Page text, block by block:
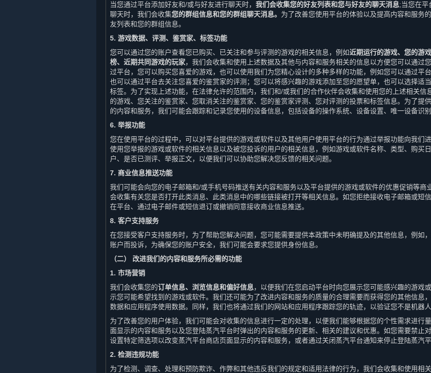
当您通过平台添加好友和/或与好友进行聊天时， 我们会收集您的好友列表和您与好友的聊天消息;当您在平
聊天时，我们会收集您的群组信息和您的群组聊天消息。 为了改善您使用平台的体验以及提高内容和服务
友列表和您的群组信息。
5. 游戏数据、评测、鉴赏家、标签功能
您可以通过您的账户查看您已购买、已关注和参与评测的游戏的相关信息，例如近期运行的游戏、您的游
榜、近期共同游戏的玩家，我们会收集和使用上述数据及其他与内容和服务相关的信息以方便您可以通过
过平台，您可以购买您喜爱的游戏，也可以使用我们为您精心设计的多种多样的功能，例如您可以通过平
也可以通过平台去关注您喜爱的鉴赏家的评测；您可以将感兴趣的游戏添加至您的愿望单，也可以选择适
标签。为了实现上述功能，在法律允许的范围内，我们和/或我们的合作伙伴会收集和使用您的上述相关信
的游戏、您关注的鉴赏家、您取消关注的鉴赏家、您的鉴赏家评测、您对评测的投票和标签信息。为了提
的内容和服务，我们可能会跟踪和记录您使用的设备信息，包括设备的操作系统、设备设置、唯一设备识别
6. 举报功能
您在使用平台的过程中，可以对平台提供的游戏或软件以及其他用户使用平台的行为通过举报功能向我们
使用您举报的游戏或软件的相关信息以及被您投诉的用户的相关信息，例如游戏或软件名称、类型、购买
户、是否已测评、举报正文，以便我们可以协助您解决您反馈的相关问题。
7. 商业信息推送功能
我们可能会向您的电子邮箱和/或手机号码推送有关内容和服务以及平台提供的游戏或软件的优惠促销等商
会收集有关您是否打开此类消息、此类消息中的哪些链接被打开等相关信息。如您拒绝接收电子邮箱或短
在平台、通过电子邮件或短信退订或撤销同意接收商业信息推送。
8. 客户支持服务
在您接受客户支持服务时，为了帮助您解决问题，您可能需要提供本政策中未明确提及的其他信息，例如
账户而投诉，为确保您的账户安全，我们可能会要求您提供身份信息。
（二） 改进我们的内容和服务所必需的功能
1. 市场营销
我们会收集您的订单信息、浏览信息和偏好信息，以便我们在您启动平台时向您展示您可能感兴趣的游戏
示您可能希望找到的游戏或软件。我们还可能为了改进内容和服务的质量的合理需要而获得您的其他信息
数据和应用程序使用数据。同样，我们也将通过我们的网站和应用程序跟踪您的轨迹，以验证您不是机器
为了改善您的用户体验，我们可能会对收集的信息进行一定的处理，以便我们能够根据您的个性需求进行
面显示的内容和服务以及您登陆蒸汽平台时弹出的内容和服务的更新、相关的建议和优惠。如您需要禁止
设置特定筛选项以改变蒸汽平台商店页面显示的内容和服务，或者通过关闭蒸汽平台通知来停止登陆蒸汽
2. 检测违规功能
为了检测、调查、处理和预防欺诈、作弊和其他违反我们的规定和适用法律的行为，我们会收集和使用相